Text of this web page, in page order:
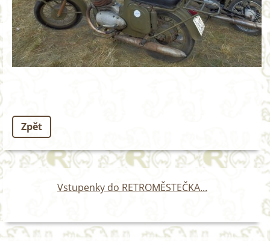
Zpět
Vstupenky do RETROMĚSTEČKA...